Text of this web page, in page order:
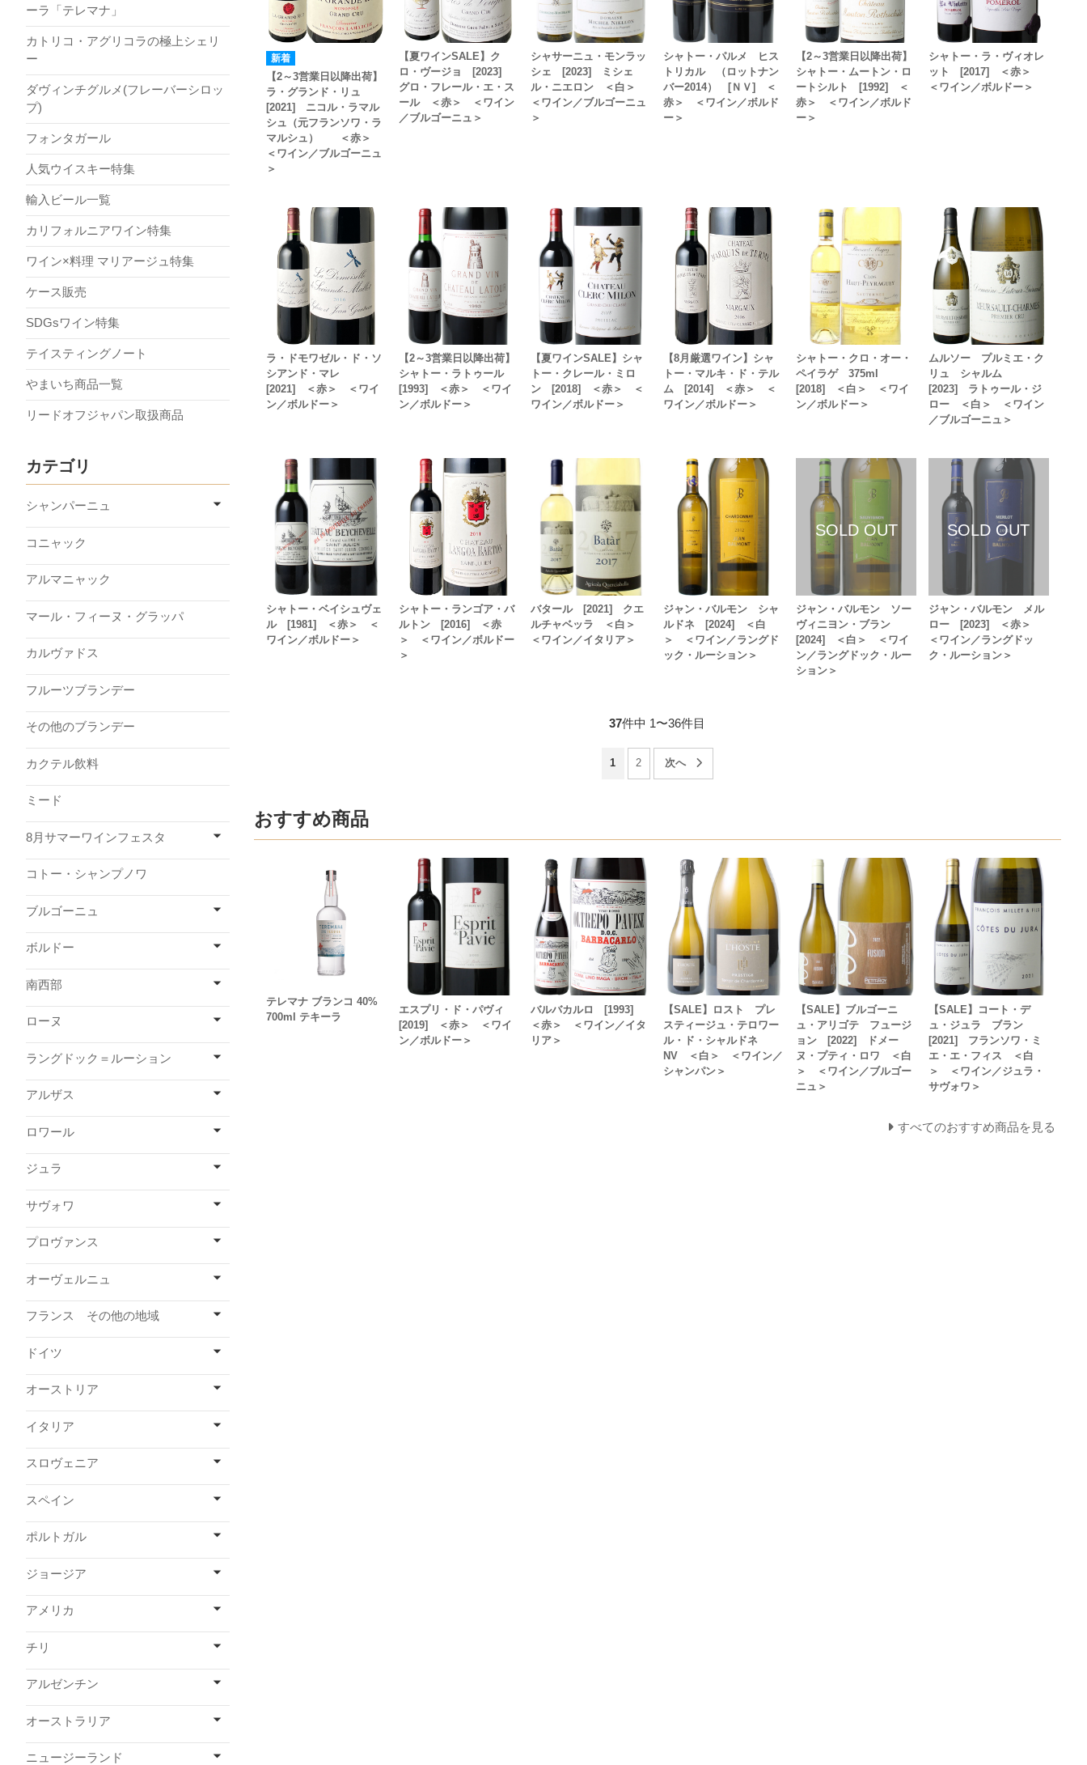
【2～3営業日以降出荷】
ラ・グランド・リュ
[2021] ニコル・ラマル
シュ（元フランソワ・ラ
マルシュ） ＜赤＞
＜ワイン／ブルゴーニュ
＞
【夏ワインSALE】ク
ロ・ヴージョ [2023]
グロ・フレール・エ・ス
ール ＜赤＞ ＜ワイン
／ブルゴーニュ＞
シャサーニュ・モンラッ
シェ [2023] ミシェ
ル・ニエロン ＜白＞
＜ワイン／ブルゴーニュ
＞
シャトー・パルメ ヒス
トリカル （ロットナン
バー2014） [ＮＶ] ＜
赤＞ ＜ワイン／ボルド
ー＞
【2～3営業日以降出荷】
シャトー・ムートン・ロ
ートシルト [1992] ＜
赤＞ ＜ワイン／ボルド
ー＞
シャトー・ラ・ヴィオレ
ット [2017] ＜赤＞
＜ワイン／ボルドー＞
ラ・ドモワゼル・ド・ソ
シアンド・マレ
[2021] ＜赤＞ ＜ワイ
ン／ボルドー＞
【2～3営業日以降出荷】
シャトー・ラトゥール
[1993] ＜赤＞ ＜ワイ
ン／ボルドー＞
【夏ワインSALE】シャ
トー・クレール・ミロ
ン [2018] ＜赤＞ ＜
ワイン／ボルドー＞
【8月厳選ワイン】シャ
トー・マルキ・ド・テル
ム [2014] ＜赤＞ ＜
ワイン／ボルドー＞
シャトー・クロ・オー・
ペイラゲ 375ml
[2018] ＜白＞ ＜ワイ
ン／ボルドー＞
ムルソー プルミエ・ク
リュ シャルム
[2023] ラトゥール・ジ
ロー ＜白＞ ＜ワイン
／ブルゴーニュ＞
シャトー・ベイシュヴェ
ル [1981] ＜赤＞ ＜
ワイン／ボルドー＞
シャトー・ランゴア・バ
ルトン [2016] ＜赤
＞ ＜ワイン／ボルドー
＞
バタール [2021] クエ
ルチャベッラ ＜白＞
＜ワイン／イタリア＞
ジャン・バルモン シャ
ルドネ [2024] ＜白
＞ ＜ワイン／ラングド
ック・ルーション＞
ジャン・バルモン ソー
ヴィニヨン・ブラン
[2024] ＜白＞ ＜ワイ
ン／ラングドック・ルー
ション＞
ジャン・バルモン メル
ロー [2023] ＜赤＞
＜ワイン／ラングドッ
ク・ルーション＞
37件中 1〜36件目
1 2
おすすめ商品
テレマナ ブランコ 40%
700ml テキーラ
エスプリ・ド・パヴィ
[2019] ＜赤＞ ＜ワイ
ン／ボルドー＞
バルバカルロ [1993]
＜赤＞ ＜ワイン／イタ
リア＞
【SALE】ロスト プレ
スティージュ・テロワー
ル・ド・シャルドネ
NV ＜白＞ ＜ワイン／
シャンパン＞
【SALE】ブルゴーニ
ュ・アリゴテ フュージ
ョン [2022] ドメー
ヌ・プティ・ロワ ＜白
＞ ＜ワイン／ブルゴー
ニュ＞
【SALE】コート・デ
ュ・ジュラ ブラン
[2021] フランソワ・ミ
エ・エ・フィス ＜白
＞ ＜ワイン／ジュラ・
サヴォワ＞
すべてのおすすめ商品を見る
ーラ「テレマナ」
カトリコ・アグリコラの極上シェリ
ー
ダヴィンチグルメ(フレーバーシロッ
プ)
フォンタガール
人気ウイスキー特集
輸入ビール一覧
カリフォルニアワイン特集
ワイン×料理 マリアージュ特集
ケース販売
SDGsワイン特集
テイスティングノート
やまいち商品一覧
リードオフジャパン取扱商品
カテゴリ
シャンパーニュ
コニャック
アルマニャック
マール・フィーヌ・グラッパ
カルヴァドス
フルーツブランデー
その他のブランデー
カクテル飲料
ミード
8月サマーワインフェスタ
コトー・シャンプノワ
ブルゴーニュ
ボルドー
南西部
ローヌ
ラングドック＝ルーション
アルザス
ロワール
ジュラ
サヴォワ
プロヴァンス
オーヴェルニュ
フランス その他の地域
ドイツ
オーストリア
イタリア
スロヴェニア
スペイン
ポルトガル
ジョージア
アメリカ
チリ
アルゼンチン
オーストラリア
ニュージーランド